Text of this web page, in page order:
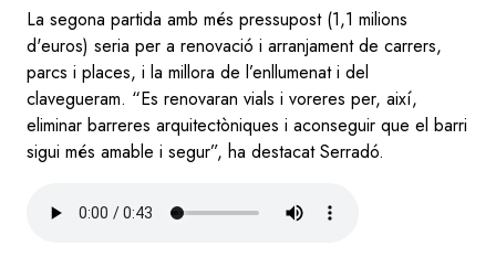
La segona partida amb més pressupost (1,1 milions
d'euros) seria per a renovació i arranjament de carrers,
parcs i places, i la millora de l’enllumenat i del
clavegueram. “Es renovaran vials i voreres per, així,
eliminar barreres arquitectòniques i aconseguir que el barri
sigui més amable i segur”, ha destacat Serradó.